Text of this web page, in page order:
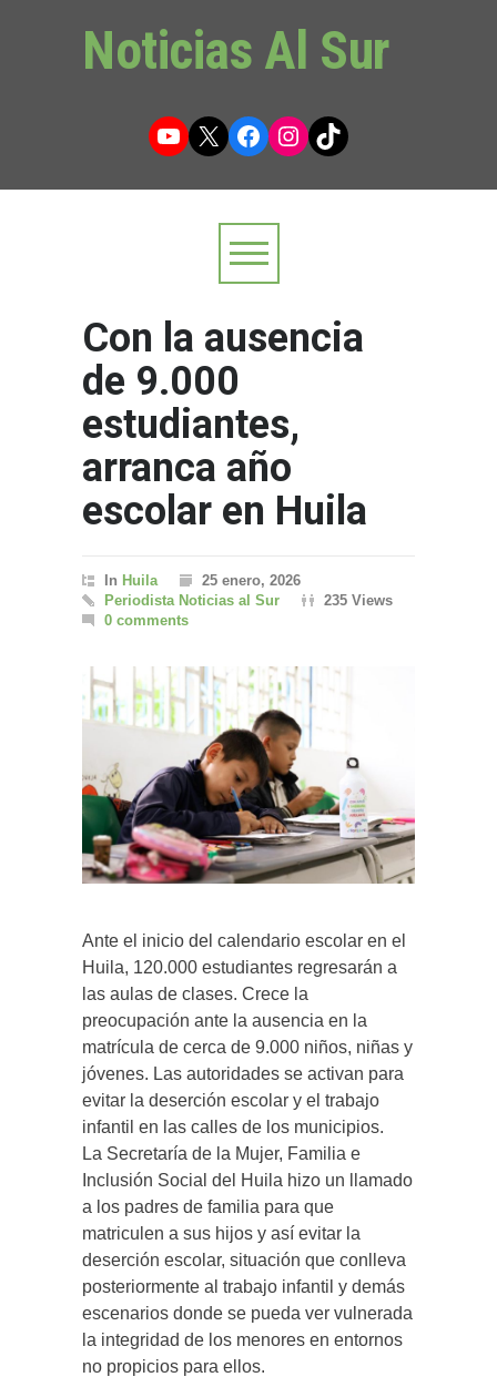
Noticias Al Sur
YouTube
X Facebook
Instagram
TikTok
Con la ausencia
de 9.000
estudiantes,
arranca año
escolar en Huila
In Huila
25 enero, 2026
Periodista Noticias al Sur
235 Views
0 comments
Ante el inicio del calendario escolar en el
Huila, 120.000 estudiantes regresarán a
las aulas de clases. Crece la
preocupación ante la ausencia en la
matrícula de cerca de 9.000 niños, niñas y
jóvenes. Las autoridades se activan para
evitar la deserción escolar y el trabajo
infantil en las calles de los municipios.
La Secretaría de la Mujer, Familia e
Inclusión Social del Huila hizo un llamado
a los padres de familia para que
matriculen a sus hijos y así evitar la
deserción escolar, situación que conlleva
posteriormente al trabajo infantil y demás
escenarios donde se pueda ver vulnerada
la integridad de los menores en entornos
no propicios para ellos.